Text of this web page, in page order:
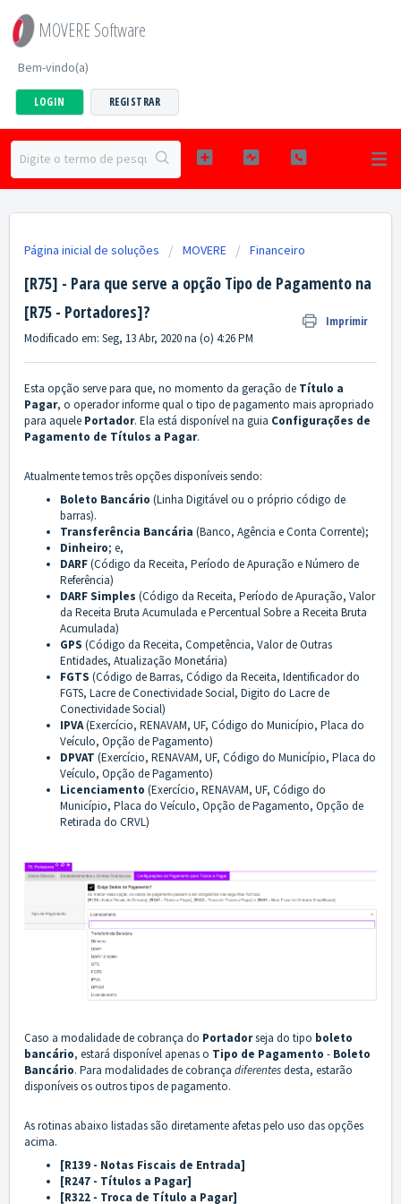
MOVERE Software
Bem-vindo(a)
LOGIN REGISTRAR
Página inicial de soluções MOVERE Financeiro
[R75] - Para que serve a opção Tipo de Pagamento na
[R75 - Portadores]?
Imprimir
Modificado em: Seg, 13 Abr, 2020 na (o) 4:26 PM
Esta opção serve para que, no momento da geração de Título a
Pagar, o operador informe qual o tipo de pagamento mais apropriado
para aquele Portador. Ela está disponível na guia Configurações de
Pagamento de Títulos a Pagar.
Atualmente temos três opções disponíveis sendo:
Boleto Bancário (Linha Digitável ou o próprio código de
barras).
Transferência Bancária (Banco, Agência e Conta Corrente);
Dinheiro; e,
DARF(Código da Receita, Período de Apuração e Número de
Referência)
DARF Simples (Código da Receita, Período de Apuração, Valor
da Receita Bruta Acumulada e Percentual Sobre a Receita Bruta
Acumulada)
GPS (Código da Receita, Competência, Valor de Outras
Entidades, Atualização Monetária)
FGTS (Código de Barras, Código da Receita, Identificador do
FGTS, Lacre de Conectividade Social, Digito do Lacre de
Conectividade Social)
IPVA(Exercício, RENAVAM, UF, Código do Município, Placa do
Veículo, Opção de Pagamento)
DPVAT (Exercício, RENAVAM, UF, Código do Município, Placa do
Veículo, Opção de Pagamento)
Licenciamento (Exercício, RENAVAM, UF, Código do
Município, Placa do Veículo, Opção de Pagamento, Opção de
Retirada do CRVL)
Caso a modalidade de cobrança do Portadorseja do tipo boleto
bancário, estará disponível apenas o Tipo de Pagamento - Boleto
Bancário. Para modalidades de cobrança diferentesdesta, estarão
disponíveis os outros tipos de pagamento.
As rotinas abaixo listadas são diretamente afetas pelo uso das opções
acima.
[R139 - Notas Fiscais de Entrada]
[R247 - Títulos a Pagar]
[R322 - Troca de Título a Pagar]